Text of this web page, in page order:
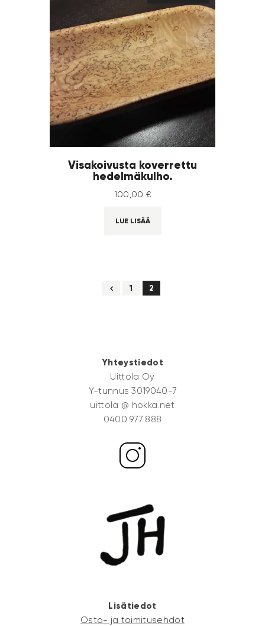
Visakoivusta koverrettu
hedelmäkulho.
100 00 €
LUE LISÄÄ
1 2
Yhteystiedot
Uittola Oy
Y-tunnus 3019040-7
uittola @ hokka.net
0400 977 888
Lisätiedot
Osto- ja toimitusehdot